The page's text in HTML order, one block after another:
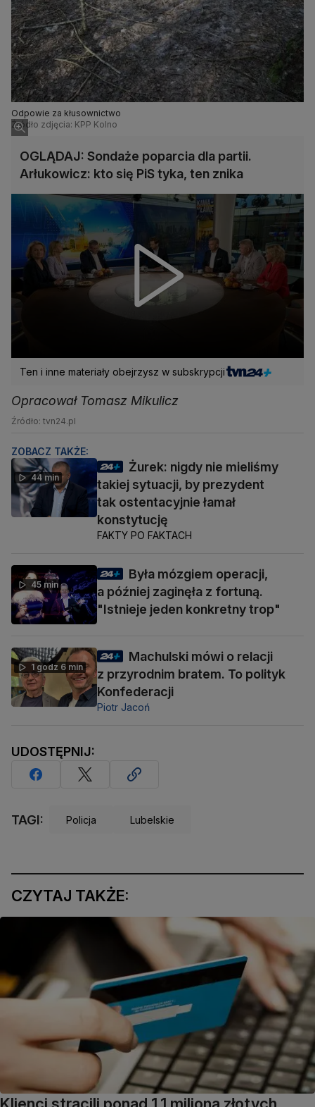
Odpowie za kłusownictwo
Źródło zdjęcia: KPP Kolno
OGLĄDAJ: Sondaże poparcia dla partii.
Arłukowicz: kto się PiS tyka, ten znika
Ten i inne materiały obejrzysz w subskrypcji
Opracował Tomasz Mikulicz
Źródło: tvn24.pl
ZOBACZ TAKŻE:
44 min
Żurek: nigdy nie mieliśmy
takiej sytuacji, by prezydent
tak ostentacyjnie łamał
konstytucję
FAKTY PO FAKTACH
45 min
Była mózgiem operacji,
a później zaginęła z fortuną.
"Istnieje jeden konkretny trop"
1 godz 6 min
Machulski mówi o relacji
z przyrodnim bratem. To polityk
Konfederacji
Piotr Jacoń
UDOSTĘPNIJ:
TAGI: Policja Lubelskie
CZYTAJ TAKŻE: